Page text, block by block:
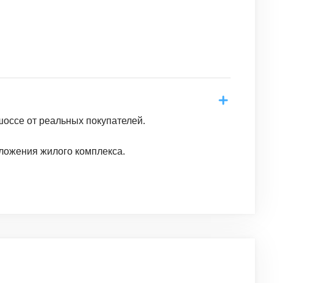
от реальных покупателей.
жилого комплекса.